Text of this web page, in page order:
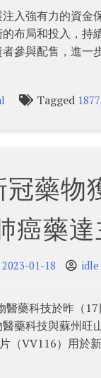
入強有力的資
布局和投入，
參與配售，進一
Tagged 1877
藥物
藥
2023-01-18 idle
藥科技於昨（
藥科技與蘇州
（VV116）用於